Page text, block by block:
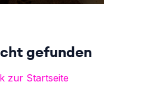
gefunden
zur Startseite